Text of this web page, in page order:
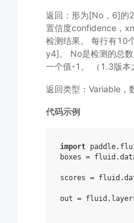
返回：形为[No，6]的
置信度confidence，
检测结果。 每行有10
y4]。 No是检测的总
一个值-1。 （1.3版本
返回类型：Variable，
代码示例
import
boxes = fluid .
scores = fluid .
out = fluid .